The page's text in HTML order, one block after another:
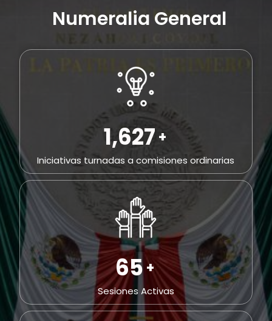
Numeralia General
2,296+
Iniciativas turnadas a comisiones ordinarias
109+